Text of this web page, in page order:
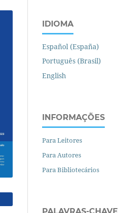
IDIOMA
Español (España)
Português (Brasil)
English
INFORMAÇÕES
Para Leitores
Para Autores
Para Bibliotecários